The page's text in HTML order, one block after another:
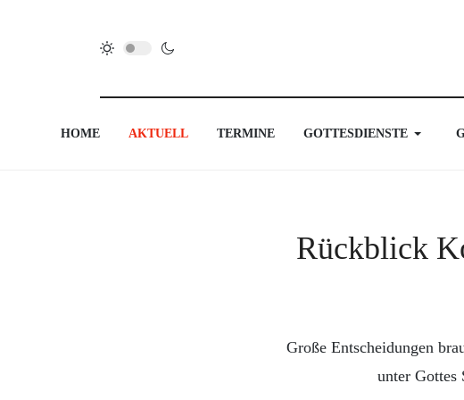
HOME AKTUELL TERMINE GOTTESDIENSTE
Rückblick
Große Entscheidungen
unter Gottes